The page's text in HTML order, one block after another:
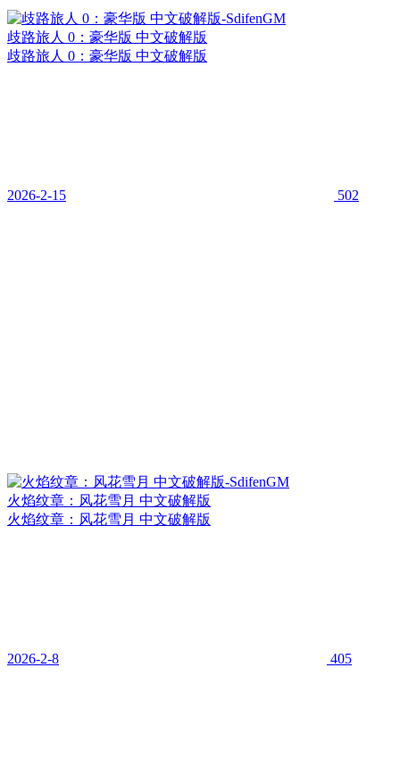
歧路旅人 0：豪华版 中文破解版
歧路旅人 0：豪华版 中文破解版
2026-2-15 502
火焰纹章：风花雪月 中文破解版
火焰纹章：风花雪月 中文破解版
2026-2-8 405